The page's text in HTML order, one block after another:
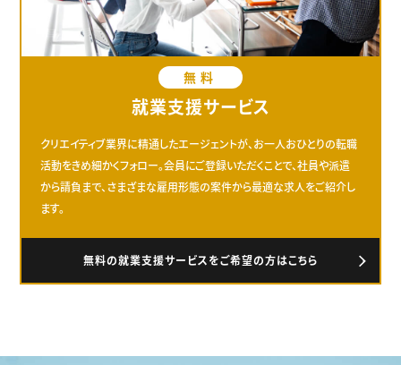
無料
就業支援サービス
クリエイティブ業界に精通したエージェントが、お一人おひとりの転職
活動をきめ細かくフォロー。会員にご登録いただくことで、社員や派遣
から請負まで、さまざまな雇用形態の案件から最適な求人をご紹介し
ます。
無料の就業支援サービスをご希望の方はこちら